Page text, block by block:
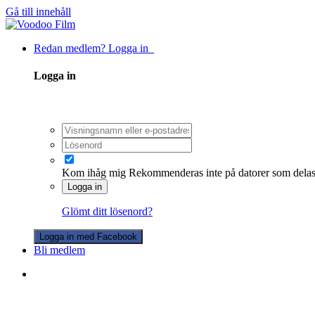
Gå till innehåll
Redan medlem? Logga in
Logga in
Kom ihåg mig Rekommenderas inte på datorer som
Logga in
Glömt ditt lösenord?
Logga in med Facebook
Bli medlem